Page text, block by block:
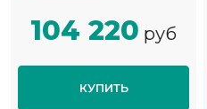
104 220 руб
КУПИТЬ